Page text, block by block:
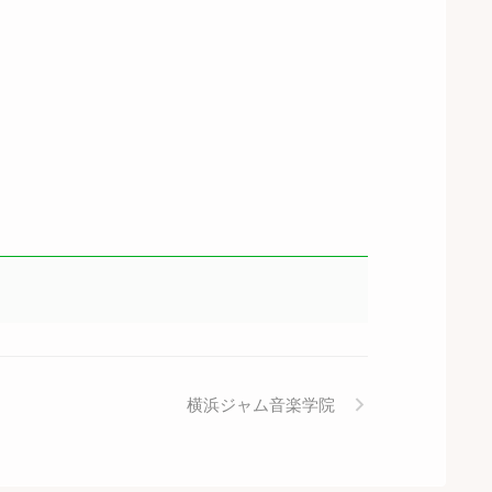
横浜ジャム音楽学院